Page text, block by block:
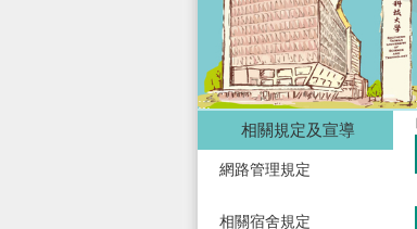
:::
相關規定及宣導
網路管理規定
相關宿舍規定